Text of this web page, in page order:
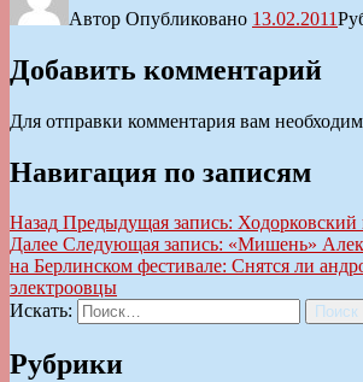
Автор Опубликовано 13.02.2011
Добавить комментарий
Для отправки комментария вам
Навигация по записям
Назад Предыдущая запись: Ходорковский
Далее Следующая запись: «Мишень»
на Берлинском фестивале: Снятся ли
электроовцы
Искать:
Поиск
Рубрики